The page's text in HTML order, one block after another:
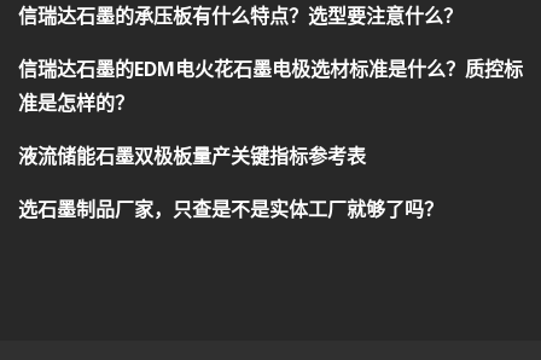
信瑞达石墨的承压板有什么特点？选型要注意什么？
信瑞达石墨的EDM电火花石墨电极选材标准是什么？质控标
准是怎样的？
液流储能石墨双极板量产关键指标参考表
选石墨制品厂家，只查是不是实体工厂就够了吗？